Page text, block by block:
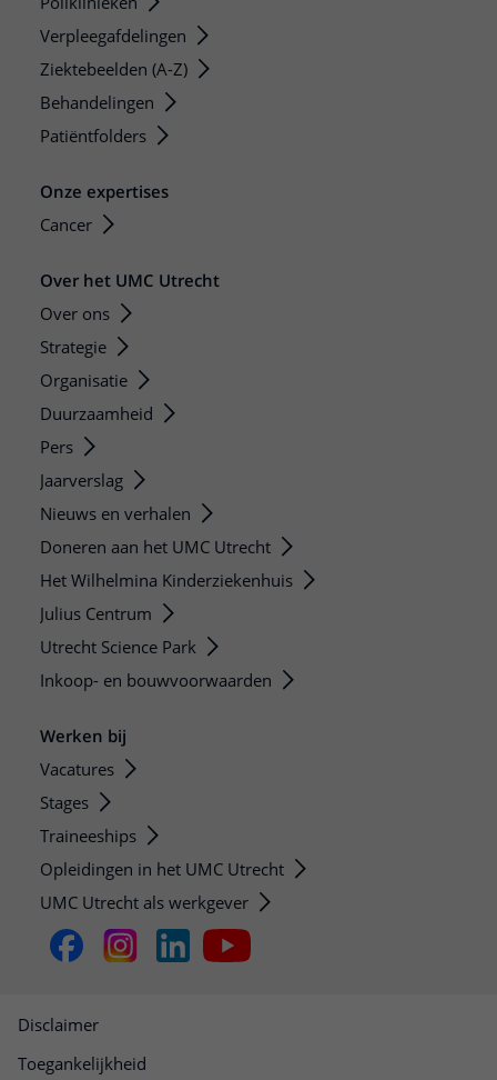
Verpleegafdelingen
Ziektebeelden (A-Z)
Behandelingen
Patiëntfolders
Onze expertises
Cancer
Over het UMC Utrecht
Over ons
Strategie
Organisatie
Duurzaamheid
Pers
Jaarverslag
Nieuws en verhalen
Doneren aan het UMC Utrecht
Het Wilhelmina Kinderziekenhuis
Julius Centrum
Utrecht Science Park
Inkoop- en bouwvoorwaarden
Werken bij
Vacatures
Stages
Traineeships
Opleidingen in het UMC Utrecht
UMC Utrecht als werkgever
Disclaimer
Toegankelijkheid